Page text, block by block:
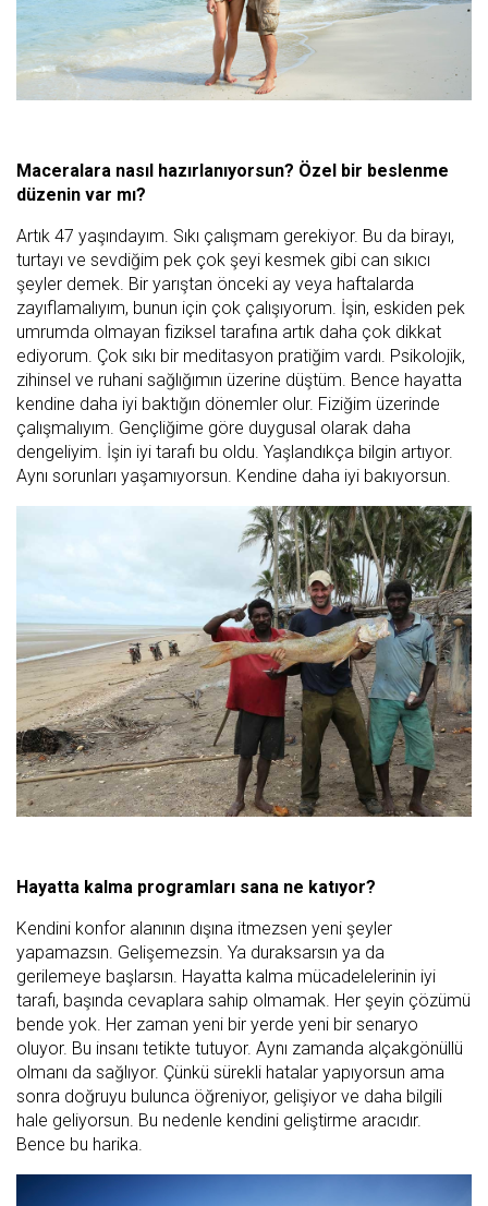
Maceralara nasıl hazırlanıyorsun? Özel bir beslenme
düzenin var mı?
Artık 47 yaşındayım. Sıkı çalışmam gerekiyor. Bu da birayı,
turtayı ve sevdiğim pek çok şeyi kesmek gibi can sıkıcı
şeyler demek. Bir yarıştan önceki ay veya haftalarda
zayıflamalıyım, bunun için çok çalışıyorum. İşin, eskiden pek
umrumda olmayan fiziksel tarafına artık daha çok dikkat
ediyorum. Çok sıkı bir meditasyon pratiğim vardı. Psikolojik,
zihinsel ve ruhani sağlığımın üzerine düştüm. Bence hayatta
kendine daha iyi baktığın dönemler olur. Fiziğim üzerinde
çalışmalıyım. Gençliğime göre duygusal olarak daha
dengeliyim. İşin iyi tarafı bu oldu. Yaşlandıkça bilgin artıyor.
Aynı sorunları yaşamıyorsun. Kendine daha iyi bakıyorsun.
Hayatta kalma programları sana ne katıyor?
Kendini konfor alanının dışına itmezsen yeni şeyler
yapamazsın. Gelişemezsin. Ya duraksarsın ya da
gerilemeye başlarsın. Hayatta kalma mücadelelerinin iyi
tarafı, başında cevaplara sahip olmamak. Her şeyin çözümü
bende yok. Her zaman yeni bir yerde yeni bir senaryo
oluyor. Bu insanı tetikte tutuyor. Aynı zamanda alçakgönüllü
olmanı da sağlıyor. Çünkü sürekli hatalar yapıyorsun ama
sonra doğruyu bulunca öğreniyor, gelişiyor ve daha bilgili
hale geliyorsun. Bu nedenle kendini geliştirme aracıdır.
Bence bu harika.